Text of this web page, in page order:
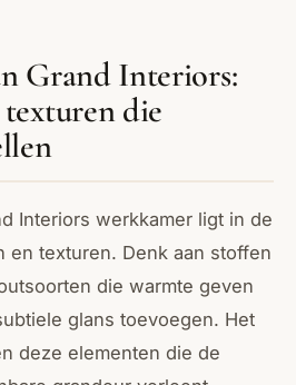
Grand Interiors:
die
Interiors werkkamer ligt in de
en texturen. Denk aan stoffen
die warmte geven
glans toevoegen. Het
deze elementen die de